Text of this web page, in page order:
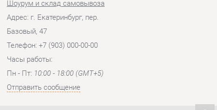
Пн - Пт:10:00 - 18:00 (GMT+5)
Отправить сообщение
© 2009-2026 Спальни-Екатеринбург